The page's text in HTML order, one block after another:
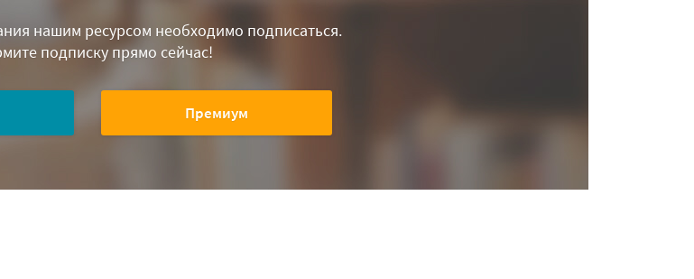
нашим ресурсом необходимо подписаться.
подписку прямо сейчас!
Премиум